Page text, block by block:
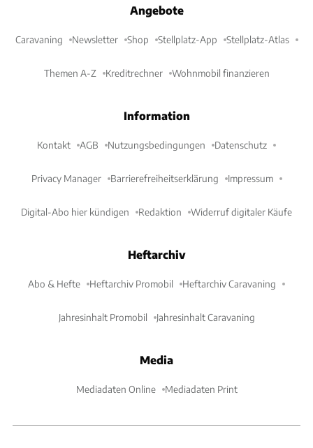
Angebote
Caravaning Newsletter Shop Stellplatz-App Stellplatz-Atlas
Themen A-Z Kreditrechner Wohnmobil finanzieren
Information
Kontakt AGB Nutzungsbedingungen Datenschutz
Privacy Manager Barrierefreiheitserklärung Impressum
Digital-Abo hier kündigen Redaktion Widerruf digitaler Käufe
Heftarchiv
Abo & Hefte Heftarchiv Promobil Heftarchiv Caravaning
Jahresinhalt Promobil Jahresinhalt Caravaning
Media
Mediadaten Online Mediadaten Print